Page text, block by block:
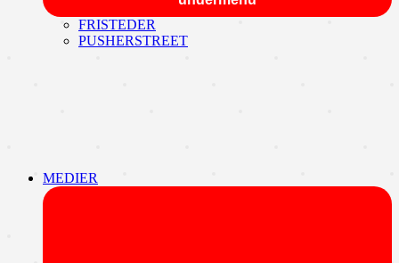
FRISTEDER
PUSHERSTREET
MEDIER